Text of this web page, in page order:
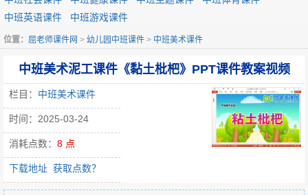
中班英语课件
中班游戏课件
位置： 屈老师课件网 > 幼儿园中班课件 > 中班美术课件
中班美术泥工课件《黏土枇杷》PPT课件教案视频
栏目： 中班美术课件
时间：2025-03-24
消耗点数： 8 点
下载地址 获取点数？